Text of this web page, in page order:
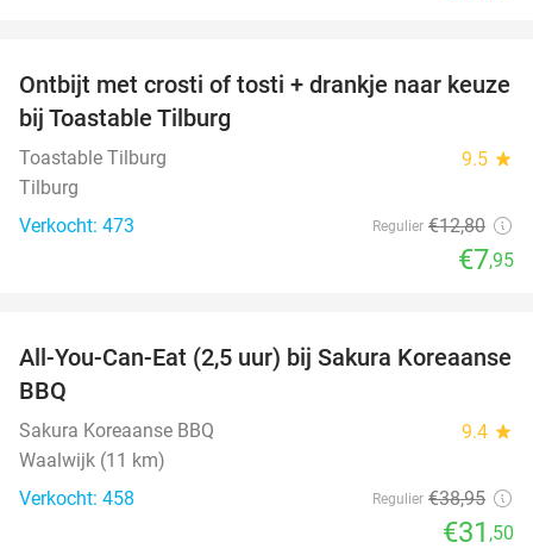
38%
Ontbijt met crosti of tosti + drankje naar keuze
bij Toastable Tilburg
Toastable Tilburg 9.5 star
Tilburg
Verkocht: 473
Regulier €12,80
€7,95
19%
All-You-Can-Eat (2,5 uur) bij Sakura Koreaanse
BBQ
Sakura Koreaanse BBQ 9.4 star
Waalwijk (11 km)
Verkocht: 458
Regulier €38,95
€31 ,50